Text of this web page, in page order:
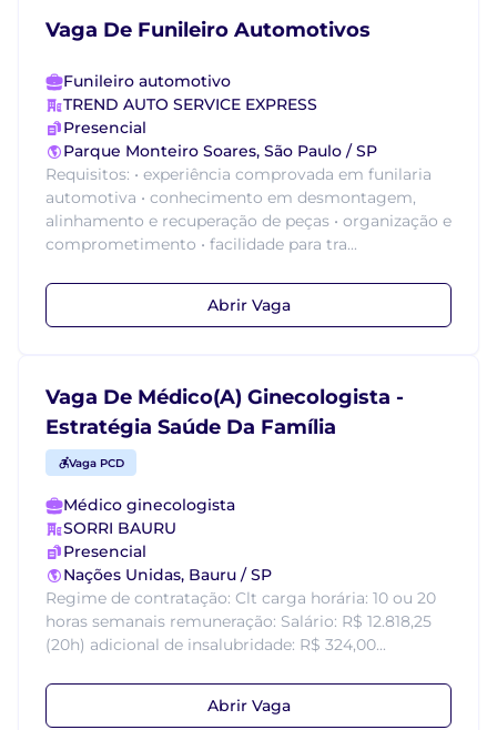
Vaga De Funileiro Automotivos
Funileiro automotivo
TREND AUTO SERVICE EXPRESS
Presencial
Parque Monteiro Soares, São Paulo / SP
Requisitos: • experiência comprovada em funilaria
automotiva • conhecimento em desmontagem,
alinhamento e recuperação de peças • organização e
comprometimento • facilidade para tra...
Abrir Vaga
Vaga De Médico(A) Ginecologista -
Estratégia Saúde Da Família
Vaga PCD
Médico ginecologista
SORRI BAURU
Presencial
Nações Unidas, Bauru / SP
Regime de contratação: Clt carga horária: 10 ou 20
horas semanais remuneração: Salário: R$ 12.818,25
(20h) adicional de insalubridade: R$ 324,00...
Abrir Vaga